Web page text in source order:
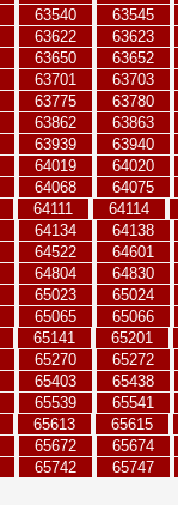
63540 63545
63622 63623
63650 63652
63701 63703
63775 63780
63862 63863
63939 63940
64019 64020
64068 64075
64111 64114
64134 64138
64522 64601
64804 64830
65023 65024
65065 65066
65141 65201
65270 65272
65403 65438
65539 65541
65613 65615
65672 65674
65742 65747